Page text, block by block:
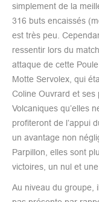
simplement de la
316 buts encaissés
est très peu.
ressentir lors du
attaque de cette
Motte Servolex, qui
Coline Ouvrard et
Volcaniques qu’elles
profiteront de l’appui
un avantage non
Parpillon, elles sont
victoires, un nul et
Au niveau du groupe,